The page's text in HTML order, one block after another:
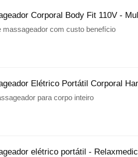
Corporal Body Fit 110V -
massageador com custo benefício
Elétrico Portátil Corporal
para corpo inteiro
elétrico portátil - Relaxmedic